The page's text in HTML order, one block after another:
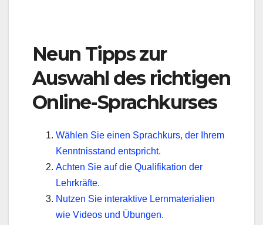
Neun Tipps zur
Auswahl des richtigen
Online-Sprachkurses
Wählen Sie einen Sprachkurs, der Ihrem
Kenntnisstand entspricht.
Achten Sie auf die Qualifikation der
Lehrkräfte.
Nutzen Sie interaktive Lernmaterialien
wie Videos und Übungen.